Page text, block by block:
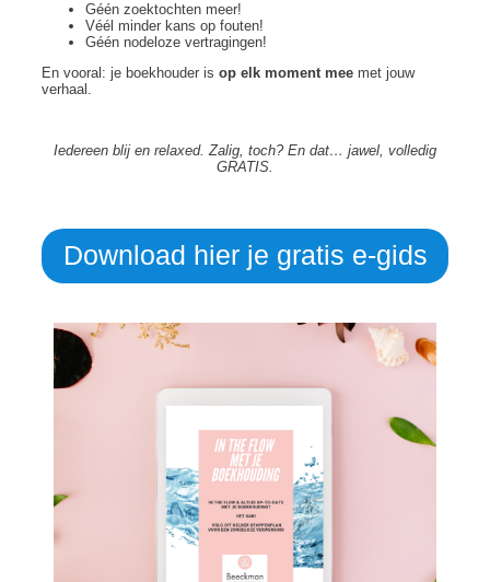
Géén zoektochten meer!
Véél minder kans op fouten!
Géén nodeloze vertragingen!
En vooral: je boekhouder is op elk moment mee met jouw
verhaal.
Iedereen blij en relaxed. Zalig, toch? En dat… jawel, volledig
GRATIS.
Download hier je gratis e-gids